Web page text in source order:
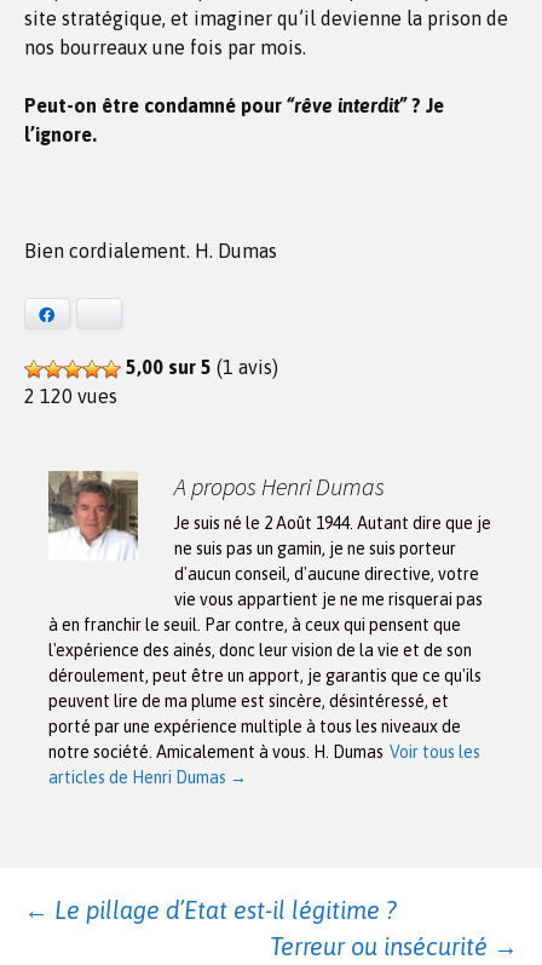
site stratégique, et imaginer qu’il devienne la prison de
nos bourreaux une fois par mois.
Peut-on être condamné pour “rêve interdit”? Je
l’ignore.
Bien cordialement. H. Dumas
5,00 sur 5 (1 avis)
2 120 vues
A propos Henri Dumas
Je suis né le 2 Août 1944. Autant dire que je
ne suis pas un gamin, je ne suis porteur
d'aucun conseil, d'aucune directive, votre
vie vous appartient je ne me risquerai pas
à en franchir le seuil. Par contre, à ceux qui pensent que
l'expérience des ainés, donc leur vision de la vie et de son
déroulement, peut être un apport, je garantis que ce qu'ils
peuvent lire de ma plume est sincère, désintéressé, et
porté par une expérience multiple à tous les niveaux de
notre société. Amicalement à vous. H. Dumas Voir tous les
articles de Henri Dumas →
Navigation
← Le pillage d’Etat est-il légitime ?
Terreur ou insécurité →